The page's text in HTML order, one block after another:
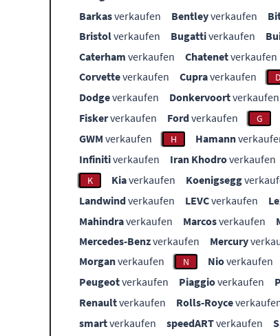
Barkasverkaufen Bentleyverkaufen
Bristolverkaufen Bugattiverkaufen
Caterham verkaufen Chatenetverkaufen
Corvetteverkaufen Cupraverkaufen D
Dodgeverkaufen Donkervoortverkaufen
Fiskerverkaufen Fordverkaufen G
GWM verkaufen H Hamann
Infinitiverkaufen Iran Khodroverkaufen
K Kiaverkaufen Koenigsegg
Landwindverkaufen LEVCverkaufen
Mahindraverkaufen Marcosverkaufen
Mercedes-Benzverkaufen Mercury
Morganverkaufen N Nioverkaufen
Peugeotverkaufen Piaggioverkaufen
Renaultverkaufen Rolls-Royce
smartverkaufen speedARTverkaufen